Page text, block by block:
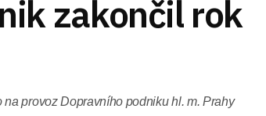
zakončil rok
provoz Dopravního podniku hl. m. Prahy